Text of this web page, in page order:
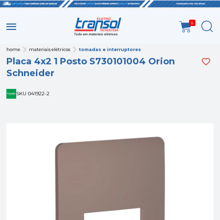
0
home materiais elétricos tomadas e interruptores
Placa 4x2 1 Posto S730101004 Orion
Schneider
SKU 041922-2